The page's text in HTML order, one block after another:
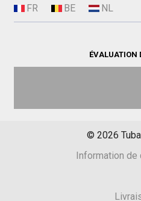
ÉVALUATION
© 2026
Information de